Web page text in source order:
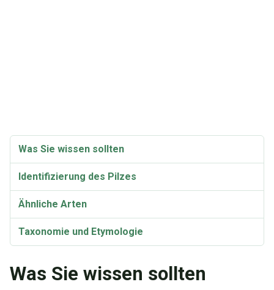
Was Sie wissen sollten
Identifizierung des Pilzes
Ähnliche Arten
Taxonomie und Etymologie
Was Sie wissen sollten